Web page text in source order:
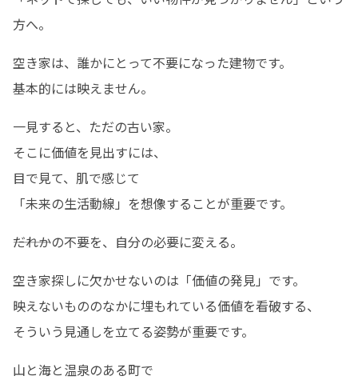
方へ。
空き家は、誰かにとって不要になった建物です。
基本的には映えません。
一見すると、ただの古い家。
そこに価値を見出すには、
目で見て、肌で感じて
「未来の生活動線」を想像することが重要です。
―――だれかの不要を、自分の必要に変える。
空き家探しに欠かせないのは「価値の発見」です。
映えないもののなかに埋もれている価値を看破する、
そういう見通しを立てる姿勢が重要です。
山と海と温泉のある町で